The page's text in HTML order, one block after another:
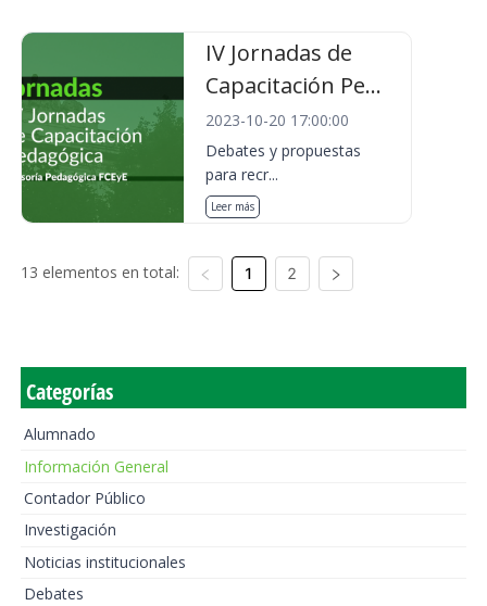
IV Jornadas de
Capacitación Pe...
2023-10-20 17:00:00
Debates y propuestas
para recr...
Leer más
13 elementos en total: 1 2
Categorías
Alumnado
Información General
Contador Público
Investigación
Noticias institucionales
Debates